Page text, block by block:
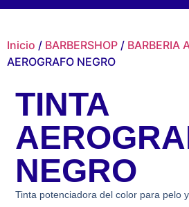
Inicio / BARBERSHOP / BARBERIA
AEROGRAFO NEGRO
TINTA
NEGRO
​Tinta potenciadora del color para pelo y